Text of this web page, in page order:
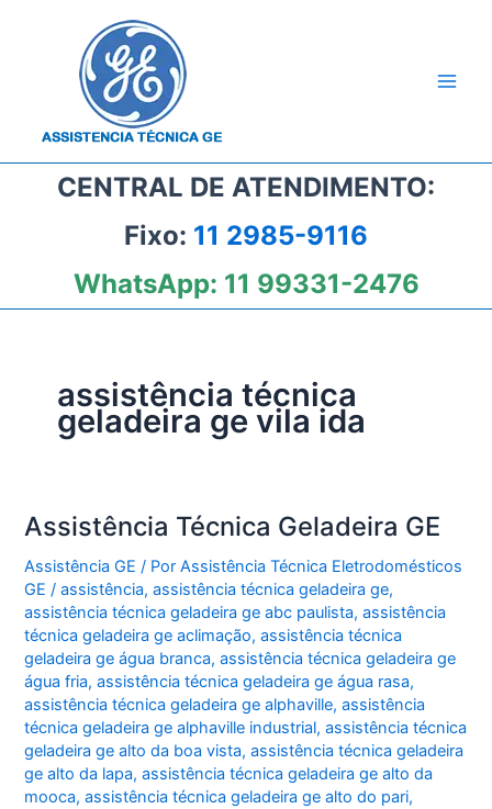
CENTRAL DE ATENDIMENTO:
Fixo: 11 2985-9116
WhatsApp: 11 99331-2476
assistência técnica
geladeira ge vila ida
Assistência Técnica Geladeira GE
Assistência GE / PorAssistência Técnica Eletrodomésticos
GE/assistência,assistência técnica geladeira ge,
assistência técnica geladeira ge abc paulista,assistência
técnica geladeira ge aclimação,assistência técnica
geladeira ge água branca,assistência técnica geladeira ge
água fria,assistência técnica geladeira ge água rasa,
assistência técnica geladeira ge alphaville,assistência
técnica geladeira ge alphaville industrial,assistência técnica
geladeira ge alto da boa vista,assistência técnica geladeira
ge alto da lapa,assistência técnica geladeira ge alto da
mooca,assistência técnica geladeira ge alto do pari,